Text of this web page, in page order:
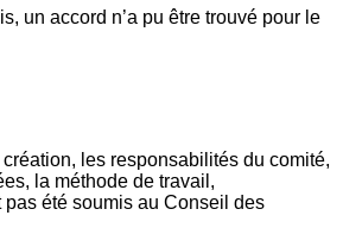
un accord n’a pu être trouvé pour le
les responsabilités du comité,
la méthode de travail,
pas été soumis au Conseil des